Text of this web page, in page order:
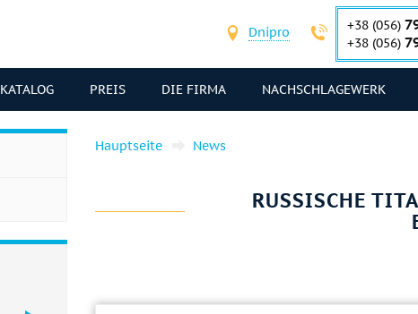
Dnipro +38 (056)
+38 (056)
KATALOG PREIS DIE FIRMA NACHSCHLAGEWERK
Hauptseite News
RUSSISCHE